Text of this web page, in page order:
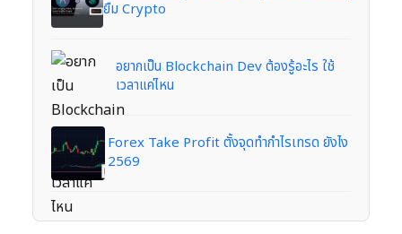
ยืม Crypto
อยากเป็น Blockchain Dev ต้องรู้อะไร ใช้
เวลาแค่ไหน
Forex Take Profit ตั้งจุดทำกำไรเทรด ยังไง
2569